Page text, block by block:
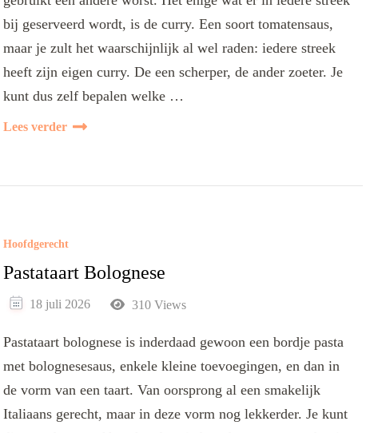
bij geserveerd wordt, is de curry. Een soort tomatensaus,
maar je zult het waarschijnlijk al wel raden: iedere streek
heeft zijn eigen curry. De een scherper, de ander zoeter. Je
kunt dus zelf bepalen welke …
Lees verder
Hoofdgerecht
Pastataart Bolognese
18 juli 2026 310 Views
Pastataart bolognese is inderdaad gewoon een bordje pasta
met bolognesesaus, enkele kleine toevoegingen, en dan in
de vorm van een taart. Van oorsprong al een smakelijk
Italiaans gerecht, maar in deze vorm nog lekkerder. Je kunt